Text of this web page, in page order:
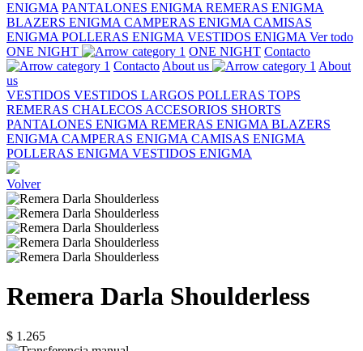
ENIGMA PANTALONES ENIGMA REMERAS ENIGMA
BLAZERS ENIGMA CAMPERAS ENIGMA CAMISAS
ENIGMA POLLERAS ENIGMA VESTIDOS ENIGMA Ver todo
ONE NIGHT
ONE NIGHT Contacto
Contacto About us
About
us
VESTIDOS VESTIDOS LARGOS POLLERAS TOPS
REMERAS CHALECOS ACCESORIOS SHORTS
PANTALONES ENIGMA REMERAS ENIGMA BLAZERS
ENIGMA CAMPERAS ENIGMA CAMISAS ENIGMA
POLLERAS ENIGMA VESTIDOS ENIGMA
Volver
Remera Darla Shoulderless
$ 1.265